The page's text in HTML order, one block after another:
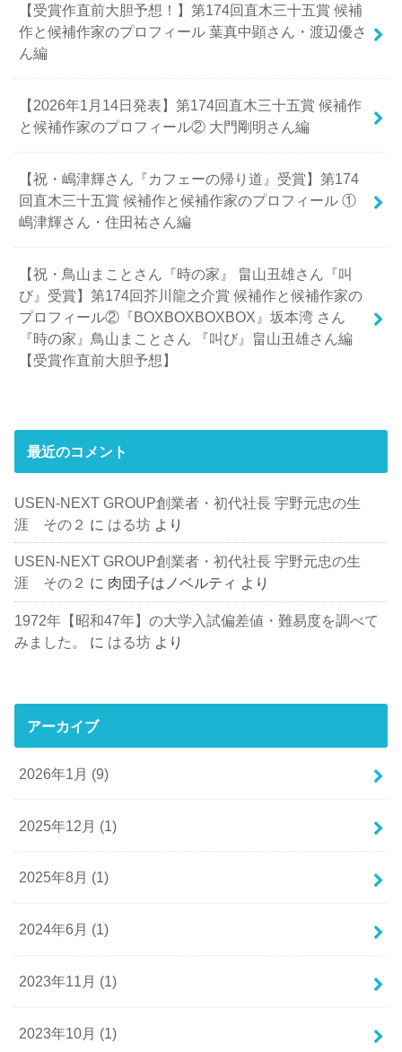
【受賞作直前大胆予想！】第174回直木三十五賞 候補
作と候補作家のプロフィール 葉真中顕さん・渡辺優さ
ん編
【2026年1月14日発表】第174回直木三十五賞 候補作
と候補作家のプロフィール② 大門剛明さん編
【祝・嶋津輝さん『カフェーの帰り道』受賞】第174
回直木三十五賞 候補作と候補作家のプロフィール ①
嶋津輝さん・住田祐さん編
【祝・鳥山まことさん『時の家』 畠山丑雄さん『叫
び』受賞】第174回芥川龍之介賞 候補作と候補作家の
プロフィール②『BOXBOXBOXBOX』坂本湾 さん
『時の家』鳥山まことさん 『叫び』畠山丑雄さん編
【受賞作直前大胆予想】
最近のコメント
USEN-NEXT GROUP創業者・初代社長 宇野元忠の生
涯 その２ に はる坊 より
USEN-NEXT GROUP創業者・初代社長 宇野元忠の生
涯 その２ に 肉団子はノベルティ より
1972年【昭和47年】の大学入試偏差値・難易度を調べて
みました。
に はる坊 より
アーカイブ
2026年1月 (9)
2025年12月 (1)
2025年8月 (1)
2024年6月 (1)
2023年11月 (1)
2023年10月 (1)